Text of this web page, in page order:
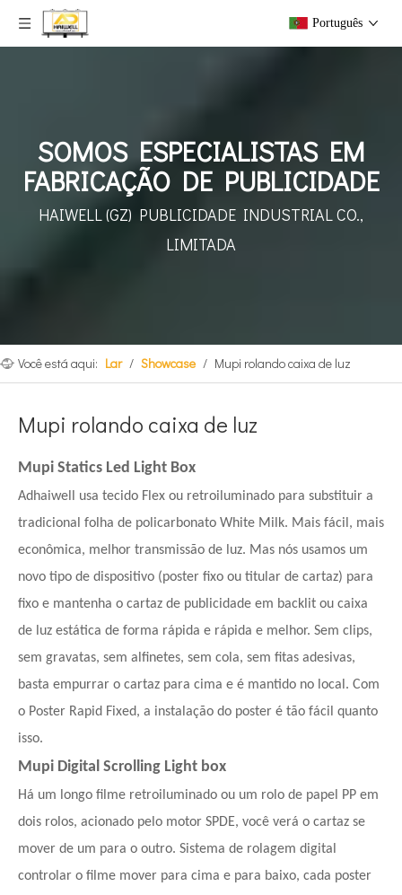
Português
SOMOS ESPECIALISTAS EM
FABRICAÇÃO DE PUBLICIDADE
HAIWELL (GZ) PUBLICIDADE INDUSTRIAL CO.,
LIMITADA
Você está aqui: Lar / Showcase / Mupi rolando caixa de luz
Mupi rolando caixa de luz
Mupi Statics Led Light Box
Adhaiwell usa tecido Flex ou retroiluminado para substituir a
tradicional folha de policarbonato White Milk. Mais fácil, mais
econômica, melhor transmissão de luz. Mas nós usamos um
novo tipo de dispositivo (poster fixo ou titular de cartaz) para
fixo e mantenha o cartaz de publicidade em backlit ou caixa
de luz estática de forma rápida e rápida e melhor. Sem clips,
sem gravatas, sem alfinetes, sem cola, sem fitas adesivas,
basta empurrar o cartaz para cima e é mantido no local. Com
o Poster Rapid Fixed, a instalação do poster é tão fácil quanto
isso.
Mupi Digital Scrolling Light box
Há um longo filme retroiluminado ou um rolo de papel PP em
dois rolos, acionado pelo motor SPDE, você verá o cartaz se
mover de um para o outro. Sistema de rolagem digital
controlar o filme mover para cima e para baixo, cada poster